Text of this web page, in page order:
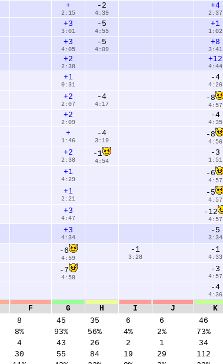
+
2:15
-2
4:39
+4
2:37
+3
3:01
-5
4:55
+1
1:02
+3
4:05
-5
4:09
+8
3:41
+2
2:38
+12
4:44
+1
0:31
-4
4:26
+2
2:07
-4
4:17
-8
4:57
+2
2:09
-4
4:35
+
1:46
-4
3:19
-8
4:56
+2
2:38
-1
4:54
-3
1:51
+1
4:29
-6
4:57
+1
2:21
-5
4:57
+3
4:47
-12
4:57
+3
4:34
-5
3:34
-6
4:59
-1
3:28
-1
4:33
-7
4:58
-3
4:57
-4
4:36
F G H I J
K
8
8%
4
30
45
93%
43
55
35
56%
26
84
6
4%
2
19
6
2%
1
29
46
73%
34
112